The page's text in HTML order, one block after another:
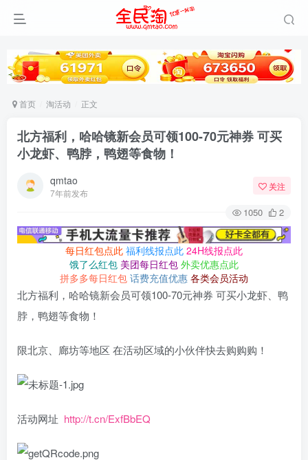
首页 淘活动 正文
北方福利，哈哈镜新会员可领100-70元神券 可买
小龙虾、鸭脖，鸭翅等食物！
qmtao
7年前发布
关注
1050 2
每日红包点此 福利线报点此 24H线报点此
饿了么红包 美团每日红包 外卖优惠点此
拼多多每日红包 话费充值优惠 各类会员活动
北方福利，哈哈镜新会员可领100-70元神券 可买小龙虾、鸭
脖，鸭翅等食物！
限北京、廊坊等地区 在活动区域的小伙伴快去购购购！
活动网址 http://t.cn/ExfBbEQ